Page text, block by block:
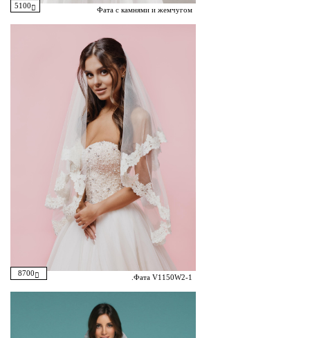
5100 Фата с камнями и жемчугом
8700 .Фата V1150W2-1